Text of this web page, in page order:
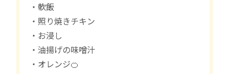
・軟飯
・照り焼きチキン
・お浸し
・油揚げの味噌汁
・オレンジ🍊